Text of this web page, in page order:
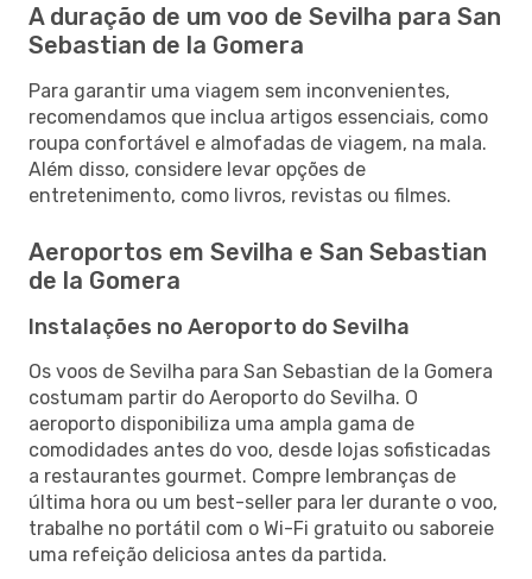
A duração de um voo de Sevilha para San
Sebastian de la Gomera
Para garantir uma viagem sem inconvenientes,
recomendamos que inclua artigos essenciais, como
roupa confortável e almofadas de viagem, na mala.
Além disso, considere levar opções de
entretenimento, como livros, revistas ou filmes.
Aeroportos em Sevilha e San Sebastian
de la Gomera
Instalações no Aeroporto do Sevilha
Os voos de Sevilha para San Sebastian de la Gomera
costumam partir do Aeroporto do Sevilha. O
aeroporto disponibiliza uma ampla gama de
comodidades antes do voo, desde lojas sofisticadas
a restaurantes gourmet. Compre lembranças de
última hora ou um best-seller para ler durante o voo,
trabalhe no portátil com o Wi-Fi gratuito ou saboreie
uma refeição deliciosa antes da partida.